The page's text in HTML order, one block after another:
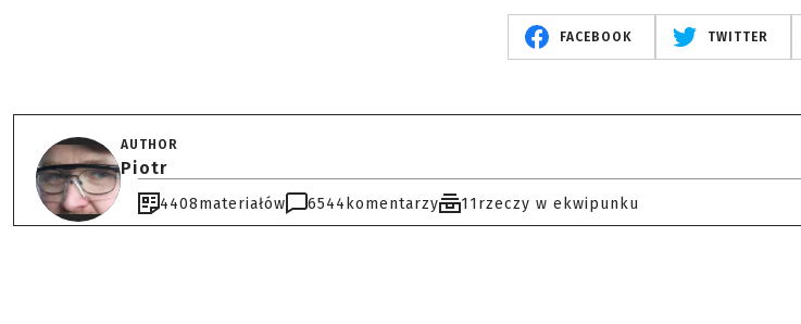
FACEBOOK TWITTER
AUTHOR
Piotr
4408materiałów 6544 komentarzy 11rzeczy w ekwipunku